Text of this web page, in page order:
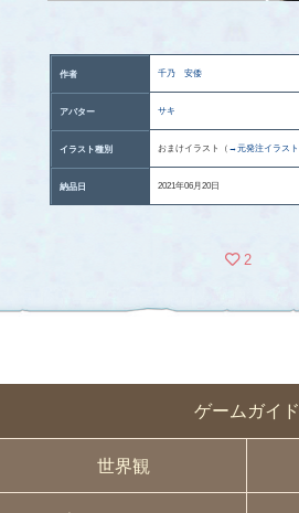
ゲームガイド
世界観
作者 千乃 安倭
アバター サキ
イラスト種別 おまけイラスト（ →元発注イラスト
納品日 2021年06月20日
2